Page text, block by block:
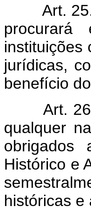
Art.
procurará
instituições
jurídicas,
benefício
Art.
qualquer
obrigados
Histórico e
históricas